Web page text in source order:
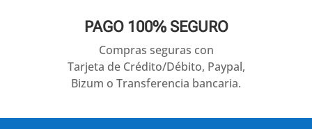
PAGO 100% SEGURO
Compras seguras con
Tarjeta de Crédito/Débito, Paypal,
Bizum o Transferencia bancaria.